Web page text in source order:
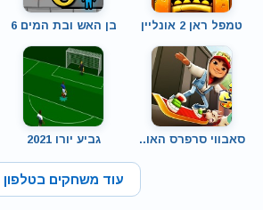
טמפל ראן 2 אונליין בן האש ובת המים 6
סאבווי סרפרס האו.. גביע יורו 2021
עוד משחקים בטלפון